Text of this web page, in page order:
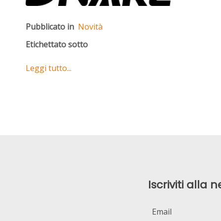
Pubblicato in Novità
Etichettato sotto
Leggi tutto...
Iscriviti alla
Email